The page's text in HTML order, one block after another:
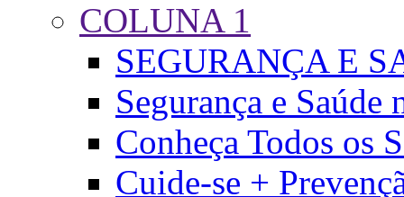
COLUNA 1
SEGURANÇA E
Segurança e Saúde
Conheça Todos os
Cuide-se +